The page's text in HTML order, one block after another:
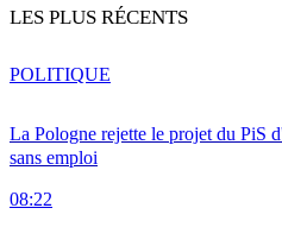
LES PLUS RÉCENTS
La Pologne rejette le projet du PiS
sans emploi
08:22
POLITIQUE